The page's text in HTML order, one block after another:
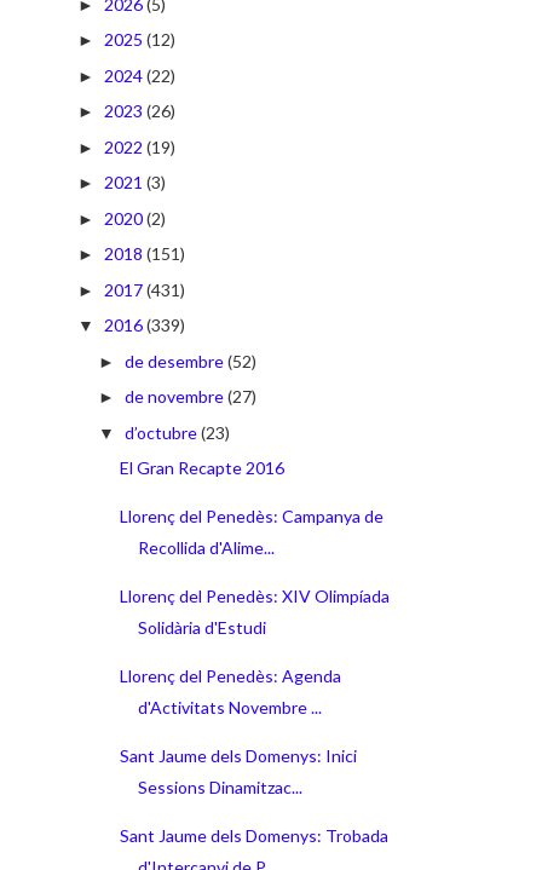
►
► 2025 (12)
► 2024(22)
► 2023 (26)
► 2022 (19)
► 2021 (3)
► 2020(2)
► 2018 (151)
► 2017(431)
▼ 2016(339)
► de desembre(52)
► de novembre(27)
▼ d’octubre(23)
El Gran Recapte 2016
Llorenç del Penedès: Campanya de
Recollida d'Alime...
Llorenç del Penedès: XIV Olimpíada
Solidària d'Estudi
Llorenç del Penedès: Agenda
d'Activitats Novembre ...
Sant Jaume dels Domenys: Inici
Sessions Dinamitzac...
Sant Jaume dels Domenys: Trobada